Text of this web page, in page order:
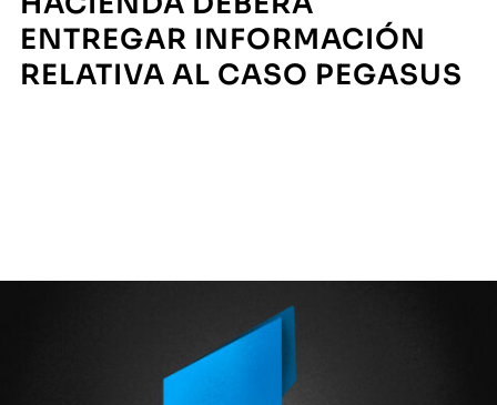
ENTREGAR INFORMACIÓN
RELATIVA AL CASO PEGASUS